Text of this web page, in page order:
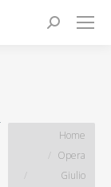
Search:
You are here:Home
Opera
Giulio